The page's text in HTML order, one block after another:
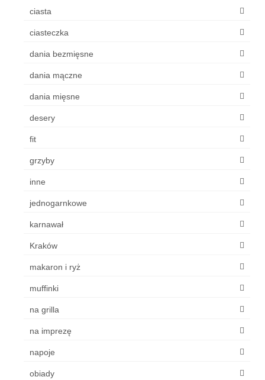
ciasta
ciasteczka
dania bezmięsne
dania mączne
dania mięsne
desery
fit
grzyby
inne
jednogarnkowe
karnawał
Kraków
makaron i ryż
muffinki
na grilla
na imprezę
napoje
obiady